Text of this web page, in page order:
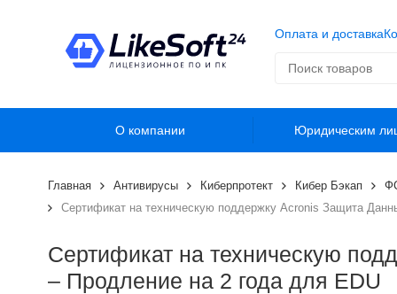
Оплата и доставка
О компании Юридическим
Главная Антивирусы Киберпротект Кибер Бэкап
Сертификат на техническую поддержку Acronis Защита
Сертификат на техническую
– Продление на 2 года для EDU